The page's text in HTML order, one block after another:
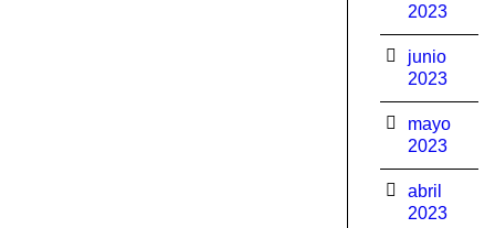
2023
junio
2023
mayo
2023
abril
2023